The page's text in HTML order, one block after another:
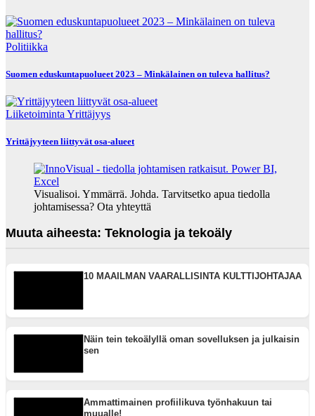
Politiikka
Suomen eduskuntapuolueet 2023 – Minkälainen on tuleva hallitus?
Liiketoiminta Yrittäjyys
Yrittäjyyteen liittyvät osa-alueet
Visualisoi. Ymmärrä. Johda. Tarvitsetko apua tiedolla
johtamisessa? Ota yhteyttä
Muuta aiheesta: Teknologia ja tekoäly
10 MAAILMAN VAARALLISINTA KULTTIJOHTAJAA
Näin tein tekoälyllä oman sovelluksen ja julkaisin
sen
Ammattimainen profiilikuva työnhakuun tai
muualle!